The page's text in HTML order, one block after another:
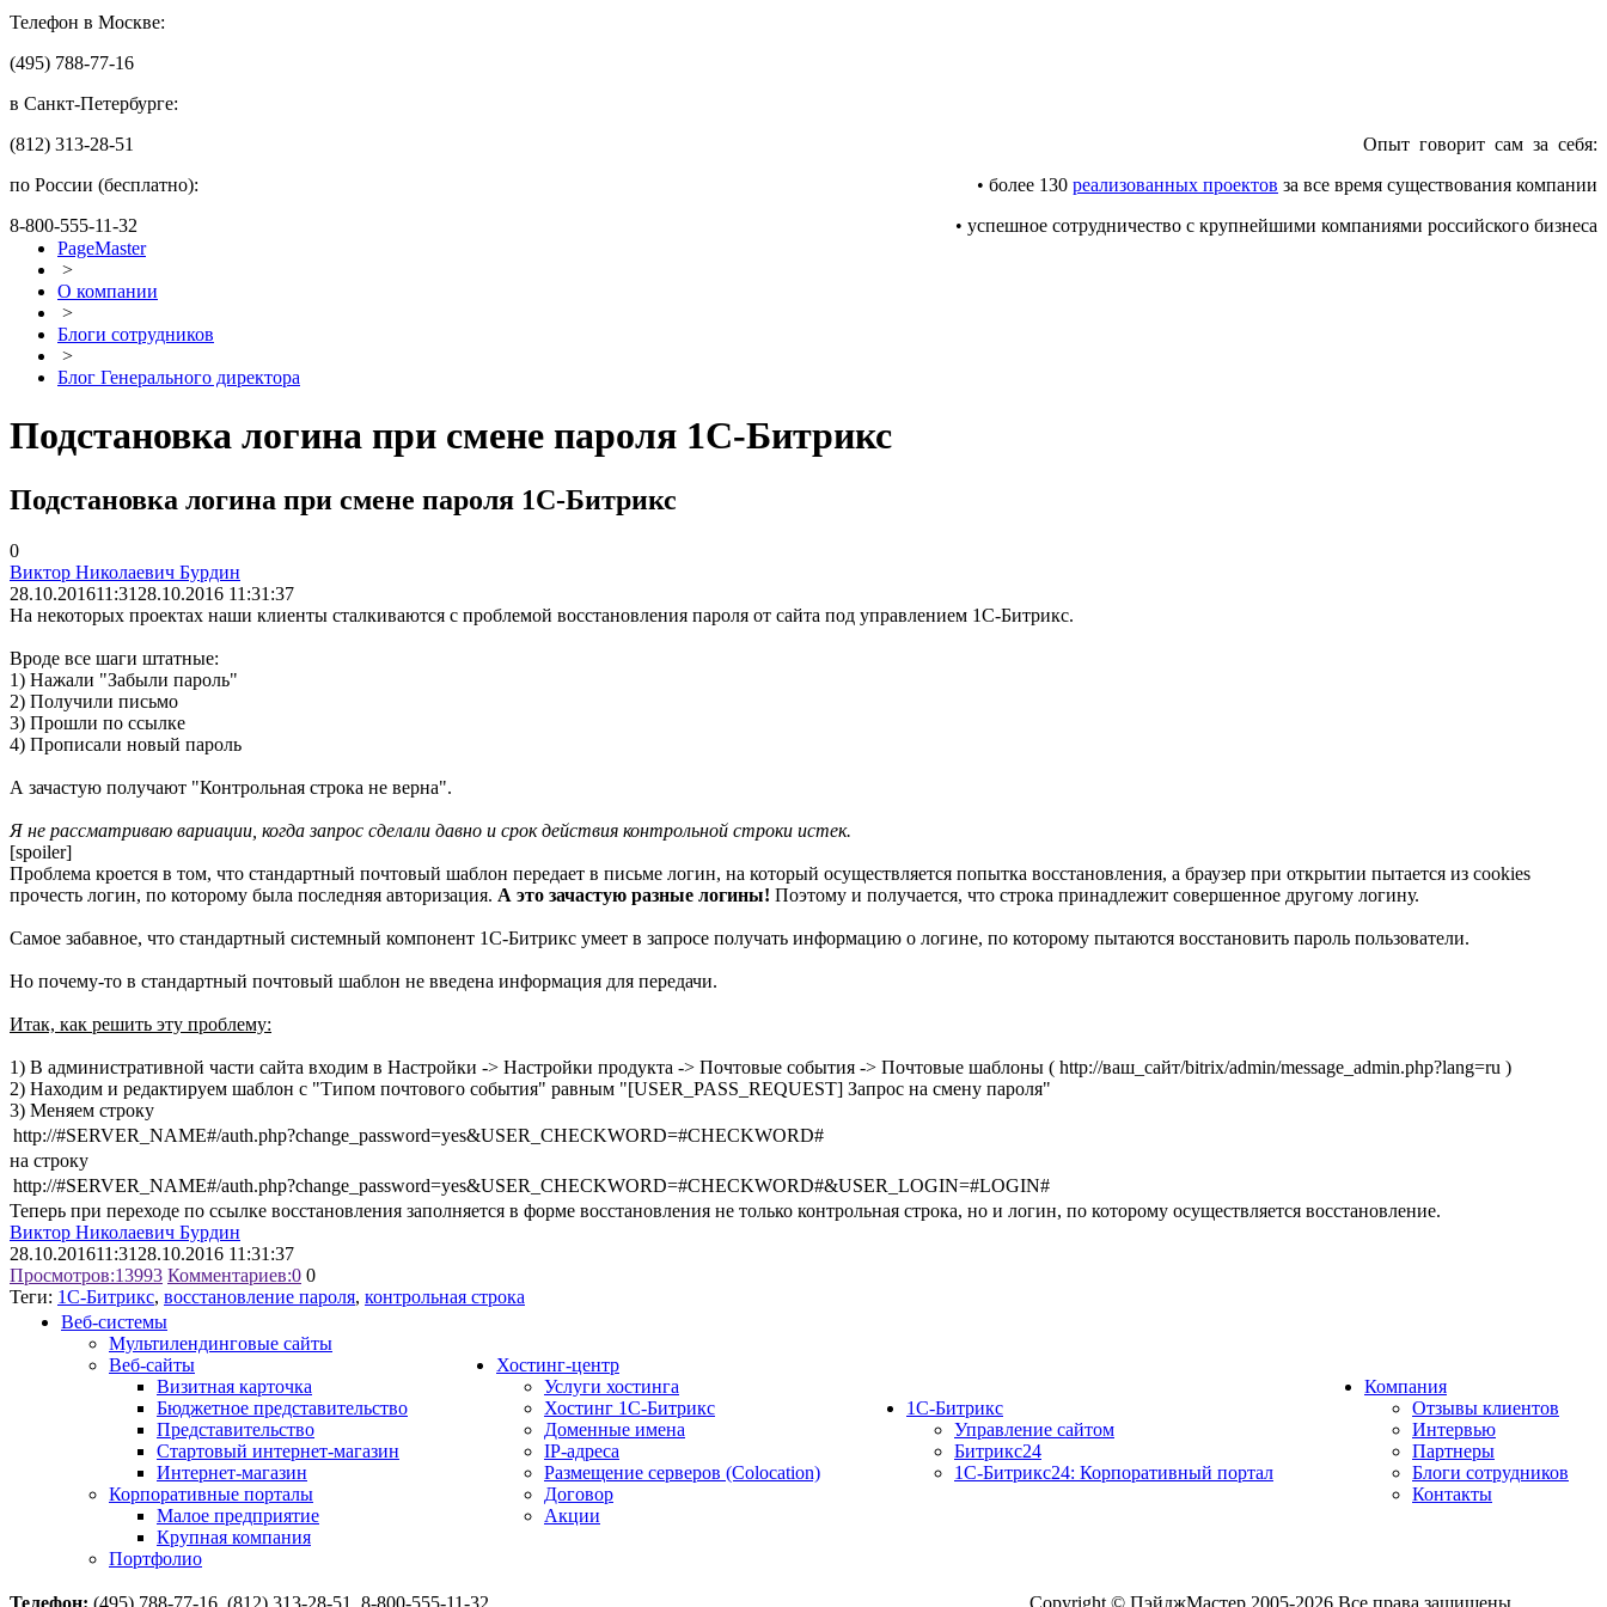
Телефон в Москве:
(495) 788-77-16
в Санкт-Петербурге:
(812) 313-28-51
по России (бесплатно):
8-800-555-11-32
Опыт говорит сам за себя:
• более 130 реализованных проектов за все время существования компании
• успешное сотрудничество с крупнейшими компаниями российского бизнеса
PageMaster
>
О компании
>
Блоги сотрудников
>
Блог Генерального директора
Подстановка логина при смене пароля 1С-Битрикс
Подстановка логина при смене пароля 1С-Битрикс
0
Виктор Николаевич Бурдин
28.10.201611:31 28.10.2016 11:31:37
На некоторых проектах наши клиенты сталкиваются с проблемой восстановления пароля от сайта под управлением 1С-Битрикс.
Вроде все шаги штатные:
1) Нажали "Забыли пароль"
2) Получили письмо
3) Прошли по ссылке
4) Прописали новый пароль
А зачастую получают "Контрольная строка не верна".
Я не рассматриваю вариации, когда запрос сделали давно и срок действия контрольной строки истек.
[spoiler]
Проблема кроется в том, что стандартный почтовый шаблон передает в письме логин, на который осуществляется попытка восстановления, а браузер при открытии пытается из cookies
прочесть логин, по которому была последняя авторизация. А это зачастую разные логины! Поэтому и получается, что строка принадлежит совершенное другому логину.
Самое забавное, что стандартный системный компонент 1С-Битрикс умеет в запросе получать информацию о логине, по которому пытаются восстановить пароль пользователи.
Но почему-то в стандартный почтовый шаблон не введена информация для передачи.
Итак, как решить эту проблему:
1) В административной части сайта входим в Настройки -> Настройки продукта -> Почтовые события -> Почтовые шаблоны ( http://ваш_сайт/bitrix/admin/message_admin.php?lang=ru )
2) Находим и редактируем шаблон с "Типом почтового события" равным "[USER_PASS_REQUEST] Запрос на смену пароля"
3) Меняем строку
http://#SERVER_NAME#/auth.php?change_password=yes&USER_CHECKWORD=#CHECKWORD#
на строку
http://#SERVER_NAME#/auth.php?change_password=yes&USER_CHECKWORD=#CHECKWORD#&USER_LOGIN=#LOGIN#
Теперь при переходе по ссылке восстановления заполняется в форме восстановления не только контрольная строка, но и логин, по которому осуществляется восстановление.
Виктор Николаевич Бурдин
28.10.201611:31 28.10.2016 11:31:37
Просмотров:13993 Комментариев:0 0
Теги: 1С-Битрикс, восстановление пароля, контрольная строка
Веб-системы
Мультилендинговые сайты
Веб-сайты
Визитная карточка
Бюджетное представительство
Представительство
Стартовый интернет-магазин
Интернет-магазин
Корпоративные порталы
Малое предприятие
Крупная компания
Портфолио
Хостинг-центр
Услуги хостинга
Хостинг 1С-Битрикс
Доменные имена
IP-адреса
Размещение серверов (Colocation)
Договор
Акции
1С-Битрикс
Управление сайтом
Битрикс24
1C-Битрикс24: Корпоративный портал
Компания
Отзывы клиентов
Интервью
Партнеры
Блоги сотрудников
Контакты
Телефон: (495) 788-77-16, (812) 313-28-51, 8-800-555-11-32 Copyright © ПэйджМастер 2005-2026 Все права защищены